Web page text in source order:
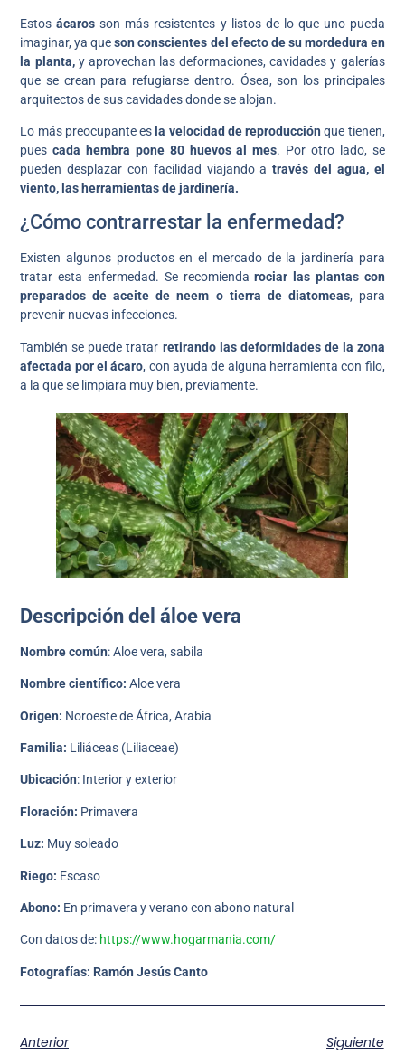
Estosácaros son más resistentes y listos de lo que uno pueda
imaginar, ya queson conscientes del efecto de su mordedura en
la planta,y aprovechan las deformaciones, cavidades y galerías
que se crean para refugiarse dentro. Ósea, son los principales
arquitectos de sus cavidades donde se alojan.
Lo más preocupante es la velocidad de reproducciónque tienen,
puescada hembra pone 80 huevos al mes. Por otro lado, se
pueden desplazar con facilidad viajando através del agua, el
viento, las herramientas de jardinería.
¿Cómo contrarrestar la enfermedad?
Existen algunos productos en el mercado de la jardinería para
tratar esta enfermedad. Se recomienda rociar las plantas con
preparados de aceite de neem o tierra de diatomeas, para
prevenir nuevas infecciones.
También se puede tratar retirando las deformidades de la zona
afectada por el ácaro, con ayuda de alguna herramienta con filo,
a la que se limpiara muy bien, previamente.
Descripción del áloe vera
Nombre común: Aloe vera, sabila
Nombre científico: Aloe vera
Origen: Noroeste de África, Arabia
Familia: Liliáceas (Liliaceae)
Ubicación: Interior y exterior
Floración: Primavera
Luz: Muy soleado
Riego: Escaso
Abono: En primavera y verano con abono natural
Con datos de: https://www.hogarmania.com/
Fotografías: Ramón Jesús Canto
Anterior Siguiente